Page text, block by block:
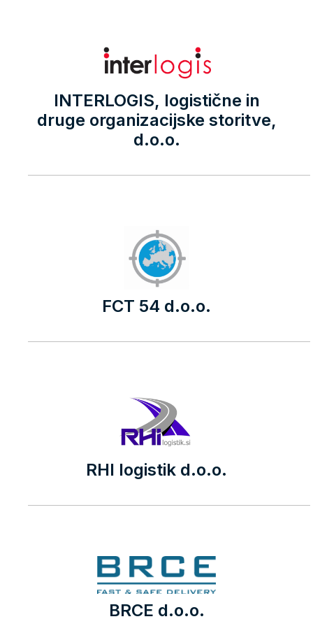
INTERLOGIS, logistične in
druge organizacijske storitve,
d.o.o.
FCT 54 d.o.o.
RHI logistik d.o.o.
BRCE d.o.o.